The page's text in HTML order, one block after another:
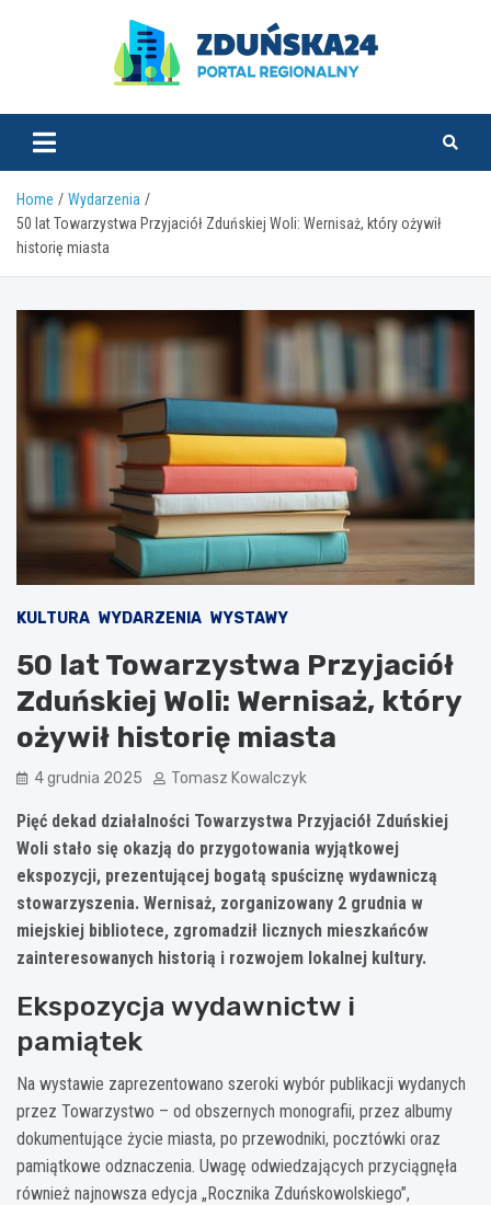
zdunska24.pl
Home
Wydarzenia
50 lat Towarzystwa Przyjaciół Zduńskiej Woli: Wernisaż, który ożywił
historię miasta
KULTURA WYDARZENIA WYSTAWY
50 lat Towarzystwa Przyjaciół
Zduńskiej Woli: Wernisaż, który
ożywił historię miasta
4 grudnia 2025 Tomasz Kowalczyk
Pięć dekad działalności Towarzystwa Przyjaciół Zduńskiej
Woli stało się okazją do przygotowania wyjątkowej
ekspozycji, prezentującej bogatą spuściznę wydawniczą
stowarzyszenia. Wernisaż, zorganizowany 2 grudnia w
miejskiej bibliotece, zgromadził licznych mieszkańców
zainteresowanych historią i rozwojem lokalnej kultury.
Ekspozycja wydawnictw i
pamiątek
Na wystawie zaprezentowano szeroki wybór publikacji wydanych
przez Towarzystwo – od obszernych monografii, przez albumy
dokumentujące życie miasta, po przewodniki, pocztówki oraz
pamiątkowe odznaczenia. Uwagę odwiedzających przyciągnęła
również najnowsza edycja „Rocznika Zduńskowolskiego”,